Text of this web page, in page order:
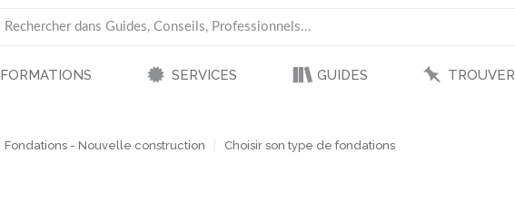
FORMATIONS SERVICES GUIDES TROUVER
Fondations - Nouvelle construction Choisir son type de fondations